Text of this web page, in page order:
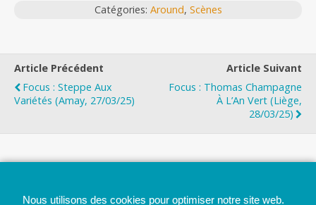
Catégories: Around, Scènes
Article Précédent
Focus : Steppe Aux
Variétés (Amay, 27/03/25)
Article Suivant
Focus : Thomas Champagne
À L’An Vert (Liège,
28/03/25)
Nous utilisons des cookies pour optimiser notre site web.